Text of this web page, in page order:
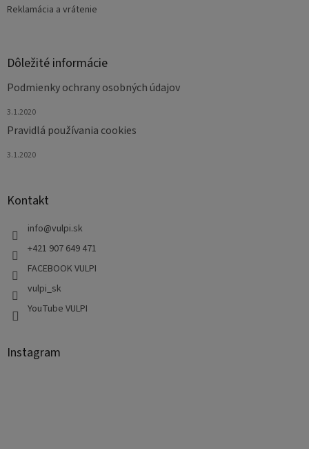
Reklamácia a vrátenie
Dôležité informácie
Podmienky ochrany osobných údajov
3.1.2020
Pravidlá používania cookies
3.1.2020
Kontakt
info@vulpi.sk
+421 907 649 471
FACEBOOK VULPI
vulpi_sk
YouTube VULPI
Instagram